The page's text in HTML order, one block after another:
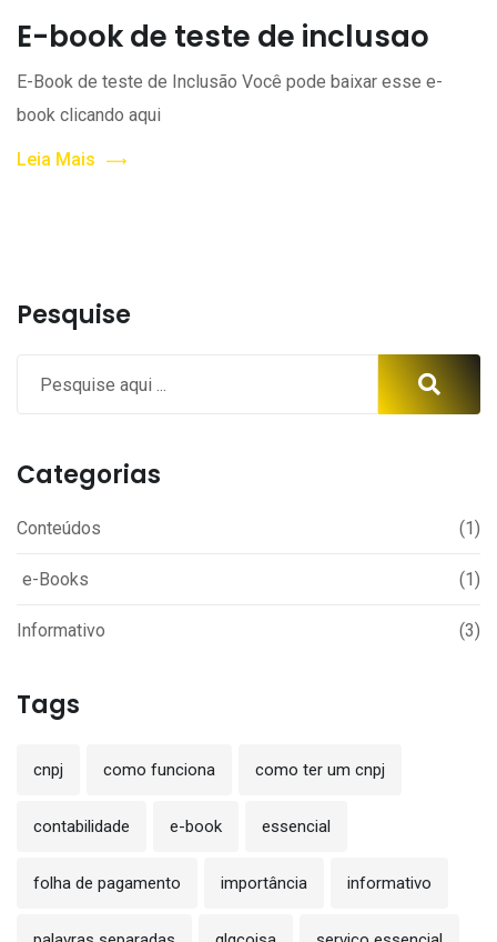
E-book de teste de inclusao
E-Book de teste de Inclusão Você pode baixar esse e-
book clicando aqui
Leia Mais
Pesquise
Categorias
Conteúdos (1)
e-Books (1)
Informativo (3)
Tags
cnpj como funciona como ter um cnpj
contabilidade e-book essencial
folha de pagamento importância informativo